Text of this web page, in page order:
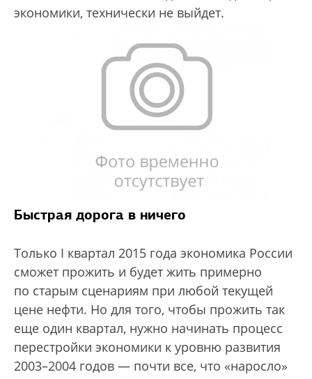
экономики, технически не выйдет.
Быстрая дорога в ничего
Только I квартал 2015 года экономика России
сможет прожить и будет жить примерно
по старым сценариям при любой текущей
цене нефти. Но для того, чтобы прожить так
еще один квартал, нужно начинать процесс
перестройки экономики к уровню развития
2003–2004 годов — почти все, что «наросло»